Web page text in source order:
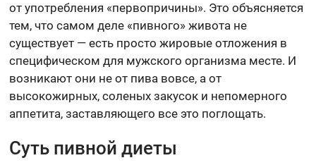
от употребления «первопричины». Это объясняется
тем, что самом деле «пивного» живота не
существует — есть просто жировые отложения в
специфическом для мужского организма месте. И
возникают они не от пива вовсе, а от
высокожирных, соленых закусок и непомерного
аппетита, заставляющего все это поглощать.
Суть пивной диеты